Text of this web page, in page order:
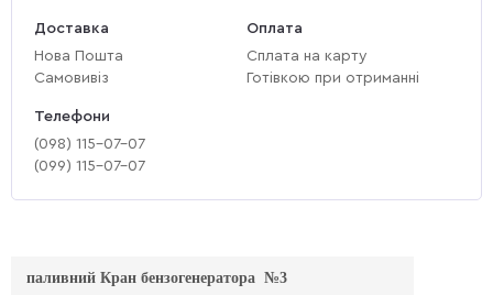
Доставка
Нова Пошта
Самовивіз
Оплата
Сплата на карту
Готівкою при отриманні
Телефони
(‎098) 115-07-07
(‎099) 115-07-07
паливний Кран бензогенератора №3